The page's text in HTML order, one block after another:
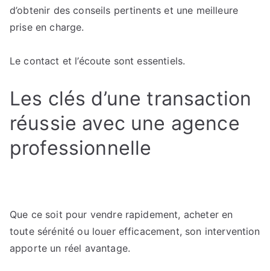
d’obtenir des conseils pertinents et une meilleure
prise en charge.
Le contact et l’écoute sont essentiels.
Les clés d’une transaction
réussie avec une agence
professionnelle
Que ce soit pour vendre rapidement, acheter en
toute sérénité ou louer efficacement, son intervention
apporte un réel avantage.